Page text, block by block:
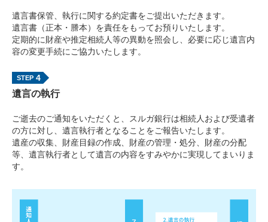
遺言書保管、執行に関する約定書をご提出いただきます。
遺言書（正本・謄本）を責任をもってお預りいたします。
定期的に財産や推定相続人等の異動を照会し、必要に応じ遺言内
容の変更手続にご協力いたします。
4
遺言の執行
ご逝去のご通知をいただくと、スルガ銀行は相続人および受遺者
の方に対し、遺言執行者となることをご報告いたします。
遺産の収集、財産目録の作成、財産の管理・処分、財産の分配
等、遺言執行者として遺言の内容をすみやかに実現してまいりま
す。